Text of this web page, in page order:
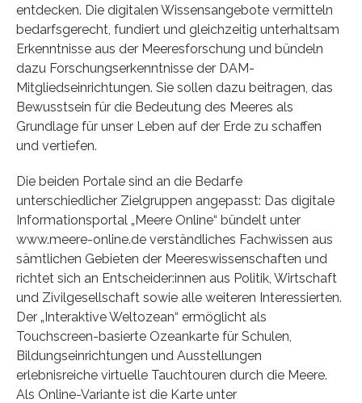
entdecken. Die digitalen Wissensangebote vermitteln
bedarfsgerecht, fundiert und gleichzeitig unterhaltsam
Erkenntnisse aus der Meeresforschung und bündeln
dazu Forschungserkenntnisse der DAM-
Mitgliedseinrichtungen. Sie sollen dazu beitragen, das
Bewusstsein für die Bedeutung des Meeres als
Grundlage für unser Leben auf der Erde zu schaffen
und vertiefen.
Die beiden Portale sind an die Bedarfe
unterschiedlicher Zielgruppen angepasst: Das digitale
Informationsportal „Meere Online“ bündelt unter
www.meere-online.de verständliches Fachwissen aus
sämtlichen Gebieten der Meereswissenschaften und
richtet sich an Entscheider:innen aus Politik, Wirtschaft
und Zivilgesellschaft sowie alle weiteren Interessierten.
Der „Interaktive Weltozean“ ermöglicht als
Touchscreen-basierte Ozeankarte für Schulen,
Bildungseinrichtungen und Ausstellungen
erlebnisreiche virtuelle Tauchtouren durch die Meere.
Als Online-Variante ist die Karte unter